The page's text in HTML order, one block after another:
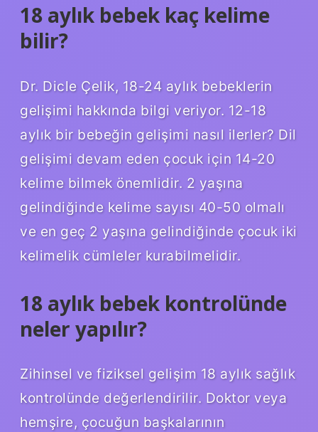
18 aylık bebek kaç kelime
bilir?
Dr. Dicle Çelik, 18-24 aylık bebeklerin
gelişimi hakkında bilgi veriyor. 12-18
aylık bir bebeğin gelişimi nasıl ilerler? Dil
gelişimi devam eden çocuk için 14-20
kelime bilmek önemlidir. 2 yaşına
gelindiğinde kelime sayısı 40-50 olmalı
ve en geç 2 yaşına gelindiğinde çocuk iki
kelimelik cümleler kurabilmelidir.
18 aylık bebek kontrolünde
neler yapılır?
Zihinsel ve fiziksel gelişim 18 aylık sağlık
kontrolünde değerlendirilir. Doktor veya
hemşire, çocuğun başkalarının